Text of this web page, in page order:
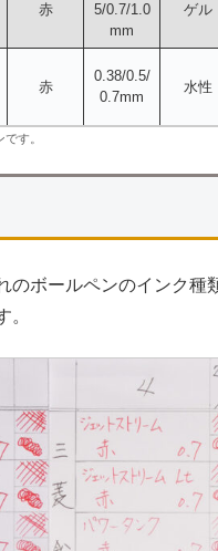
赤
5/0.7/1.0
mm
ゲル
赤
0.38/0.5/
0.7mm
水性
す。
のボールペンのインク種
。